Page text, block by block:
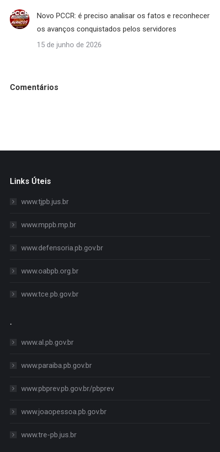
Novo PCCR: é preciso analisar os fatos e reconhecer
os avanços conquistados pelos servidores
15 de junho de 2026
Comentários
Links Úteis
www.tjpb.jus.br
www.mppb.mp.br
www.defensoria.pb.gov.br
www.oabpb.org.br
www.tce.pb.gov.br
.
www.al.pb.gov.br
www.paraiba.pb.gov.br
www.pbprev.pb.gov.br/pbprev
www.joaopessoa.pb.gov.br
www.tre-pb.jus.br